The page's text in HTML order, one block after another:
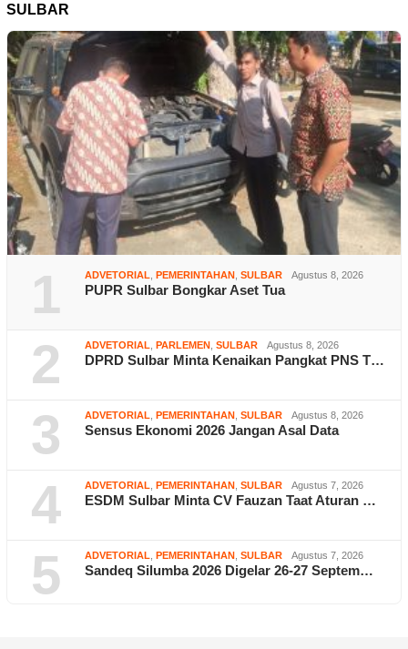
SULBAR
1 ADVETORIAL PEMERINTAHAN SULBAR Agustus 8, 2026
PUPR Sulbar Bongkar Aset Tua
2 ADVETORIAL PARLEMEN SULBAR Agustus 8, 2026
DPRD Sulbar Minta Kenaikan Pangkat PNS T…
3 ADVETORIAL PEMERINTAHAN SULBAR Agustus 8, 2026
Sensus Ekonomi 2026 Jangan Asal Data
4 ADVETORIAL PEMERINTAHAN SULBAR Agustus 7, 2026
ESDM Sulbar Minta CV Fauzan Taat Aturan …
5 ADVETORIAL PEMERINTAHAN SULBAR Agustus 7, 2026
Sandeq Silumba 2026 Digelar 26-27 Septem…